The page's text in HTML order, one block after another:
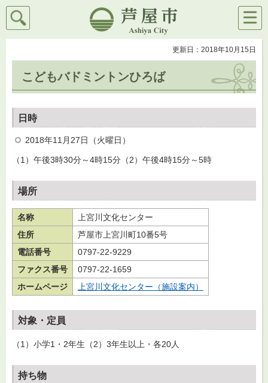
芦屋市
検索
メニ
ュー
更新日：2018年10月15日
こどもバドミントンひろば
日時
2018年11月27日（火曜日）
（1）午後3時30分～4時15分（2）午後4時15分～5時
場所
名称
上宮川文化センター
住所
芦屋市上宮川町10番5号
電話番号
0797-22-9229
ファクス番号
0797-22-1659
ホームページ
上宮川文化センター（施設案内）
対象・定員
（1）小学1・2年生（2）3年生以上・各20人
持ち物